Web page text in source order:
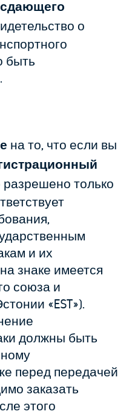
о
быть
на то, что если вы
разрешено только
и их
знаке имеется
союза и
«EST»).
должны быть
перед передачей
заказать
этого